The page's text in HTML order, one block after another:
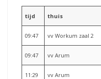
tijd thuis
09:47 vv Workum zaal 2
09:47 vv Arum
11:29 vv Arum